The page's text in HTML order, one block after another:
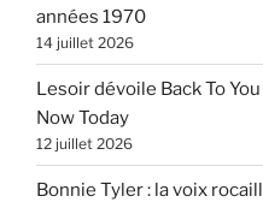
années 1970
14 juillet 2026
Lesoir dévoile Back To
Now Today
12 juillet 2026
Bonnie Tyler : la voix